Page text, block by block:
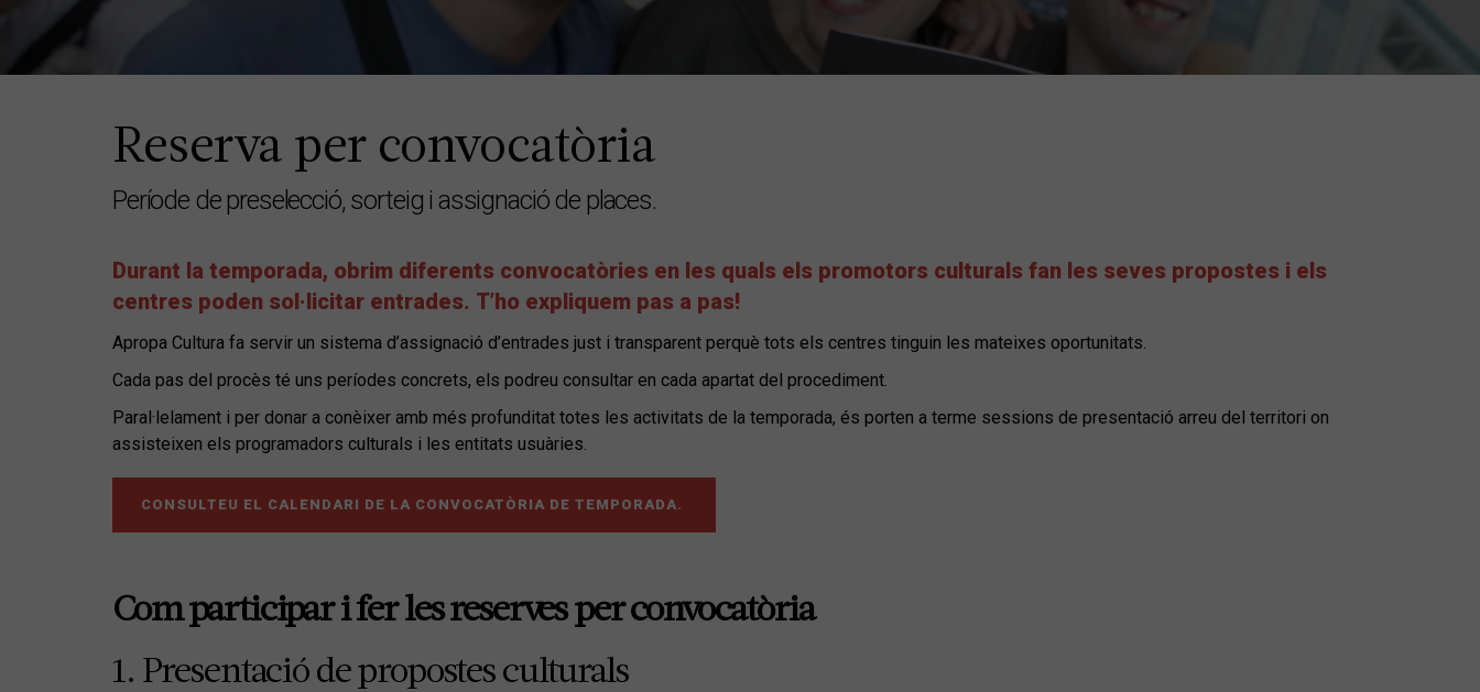
Reserva per convocatòria
Període de preselecció, sorteig i assignació de places.
Durant la temporada, obrim diferents convocatòries en les quals els promotors culturals fan les seves propostes i els
centres poden sol·licitar entrades. T’ho expliquem pas a pas!
Apropa Cultura fa servir un sistema d’assignació d’entrades just i transparent perquè tots els centres tinguin les mateixes oportunitats.
Cada pas del procès té uns períodes concrets, els podreu consultar en cada apartat del procediment.
Paral·lelament i per donar a conèixer amb més profunditat totes les activitats de la temporada, és porten a terme sessions de presentació arreu del territori on
assisteixen els programadors culturals i les entitats usuàries.
CONSULTEU EL CALENDARI DE LA CONVOCATÒRIA DE TEMPORADA.
Com participar i fer les reserves per convocatòria
1. Presentació de propostes culturals